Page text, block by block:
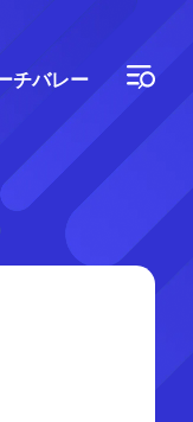
チバレー